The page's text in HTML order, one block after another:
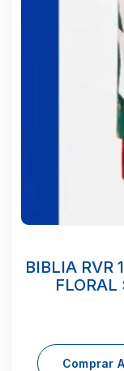
BIBLIA RVR
Comprar